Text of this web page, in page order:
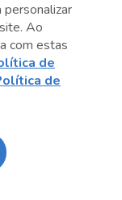
personalizar
Ao
com estas
de
de